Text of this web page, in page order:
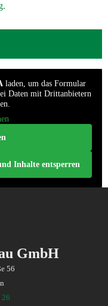
laden, um das Formular
Daten mit Drittanbietern
Inhalte entsperren
GmbH
56
26